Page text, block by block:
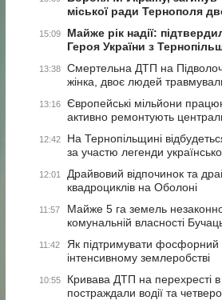
міської ради Тернополя
15:09
Майже рік надії:
Героя України з
13:38
Смертельна ДТП на
жінка, двоє людей
13:16
Європейські мільйони
активно ремонтують
12:42
На Тернопільщині
за участю легенди
12:01
Драйвовий відпочинок та
квадроциклів на Оболоні
11:57
Майже 5 га земель
комунальній власності
11:42
Як підтримувати фосфорний
інтенсивному землеробстві
10:55
Кривава ДТП на перехресті
постраждали водії та